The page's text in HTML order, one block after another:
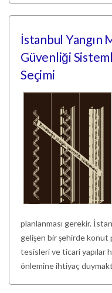
İstanbul Yangın
Güvenliği
Seçimi
planlanması gerekir.
gelişen bir şehirde konut
tesisleri ve ticari yapılar
önlemine ihtiyaç